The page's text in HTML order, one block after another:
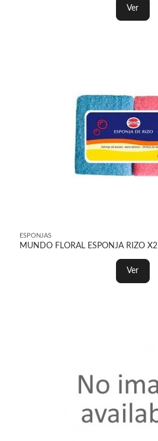
Ver
ESPONJAS
MUNDO FLORAL ESPONJA RIZO X2
Ver